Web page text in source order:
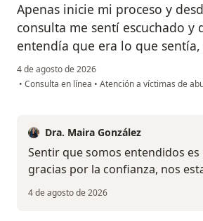
Apenas inicie mi proceso y
consulta me sentí escuchado y
entendía que era lo que
4 de agosto de 2026
• Consulta en línea • Atención a víctimas de
Dra. Maira González
Sentir que somos entendidos es
gracias por la confianza, nos
4 de agosto de 2026